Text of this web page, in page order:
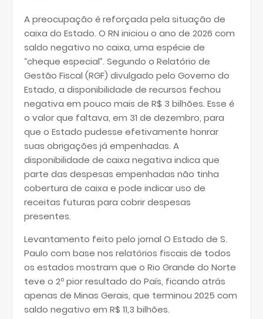
A preocupação é reforçada pela situação de
caixa do Estado. O RN iniciou o ano de 2026 com
saldo negativo no caixa, uma espécie de
“cheque especial”. Segundo o Relatório de
Gestão Fiscal (RGF) divulgado pelo Governo do
Estado, a disponibilidade de recursos fechou
negativa em pouco mais de R$ 3 bilhões. Esse é
o valor que faltava, em 31 de dezembro, para
que o Estado pudesse efetivamente honrar
suas obrigações já empenhadas. A
disponibilidade de caixa negativa indica que
parte das despesas empenhadas não tinha
cobertura de caixa e pode indicar uso de
receitas futuras para cobrir despesas
presentes.
Levantamento feito pelo jornal O Estado de S.
Paulo com base nos relatórios fiscais de todos
os estados mostram que o Rio Grande do Norte
teve o 2º pior resultado do País, ficando atrás
apenas de Minas Gerais, que terminou 2025 com
saldo negativo em R$ 11,3 bilhões.